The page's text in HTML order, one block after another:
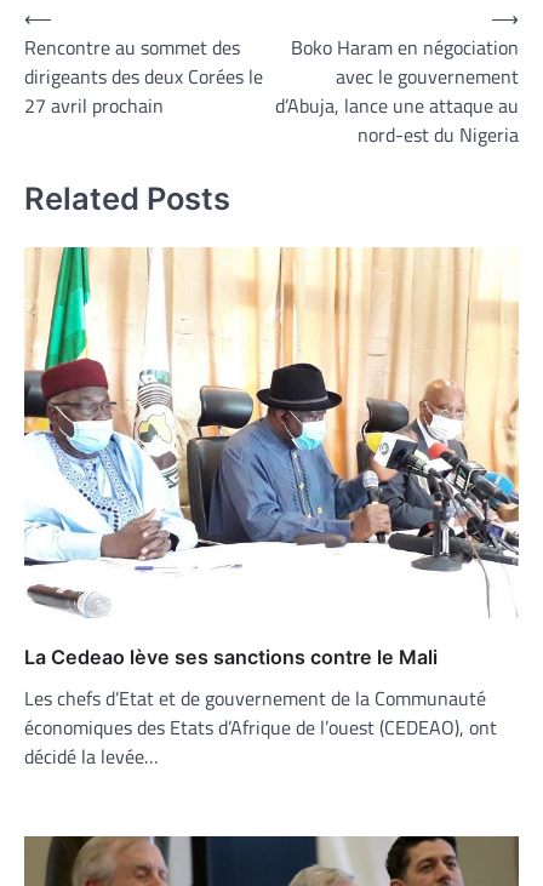
Navigation
de
l’article
⟵
Rencontre au sommet des
dirigeants des deux Corées le
27 avril prochain
Boko Haram en négociation
avec le gouvernement
d’Abuja, lance une attaque au
nord-est du Nigeria
⟶
Related Posts
La Cedeao lève ses sanctions contre le Mali
Les chefs d’Etat et de gouvernement de la Communauté
économiques des Etats d’Afrique de l’ouest (CEDEAO), ont
décidé la levée…